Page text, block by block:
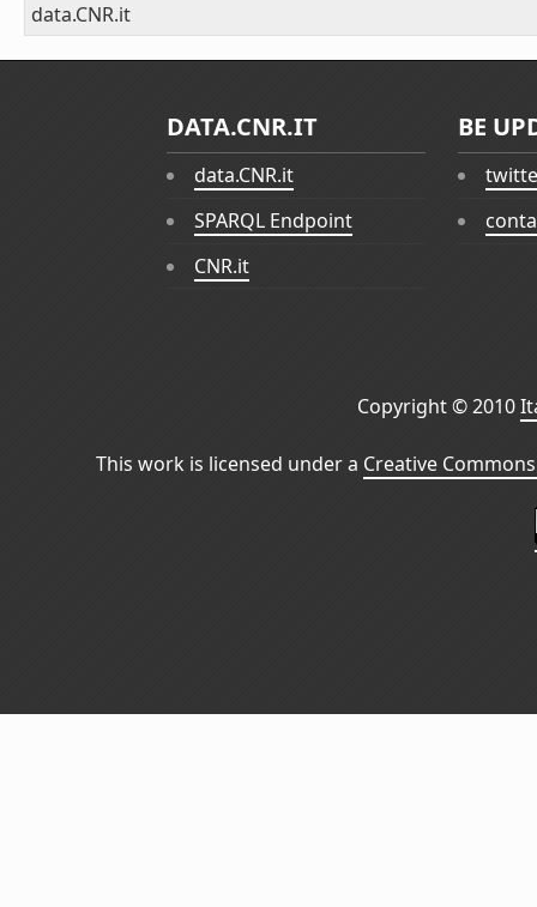
data.CNR.it
DATA.CNR.IT
data.CNR.it
SPARQL Endpoint
CNR.it
BE
Copyright © 2010
This work is licensed under a Creative